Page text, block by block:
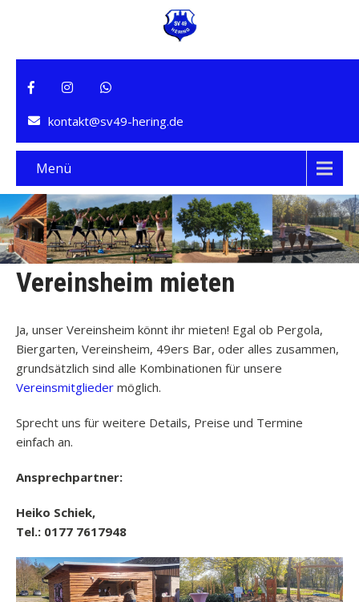
kontakt@sv49-hering.de
Menü
Vereinsheim mieten
Ja, unser Vereinsheim könnt ihr mieten! Egal ob Pergola,
Biergarten, Vereinsheim, 49ers Bar, oder alles zusammen,
grundsätzlich sind alle Kombinationen für unsere
Vereinsmitglieder möglich.
Sprecht uns für weitere Details, Preise und Termine
einfach an.
Ansprechpartner:
Heiko Schiek,
Tel.: 0177 7617948